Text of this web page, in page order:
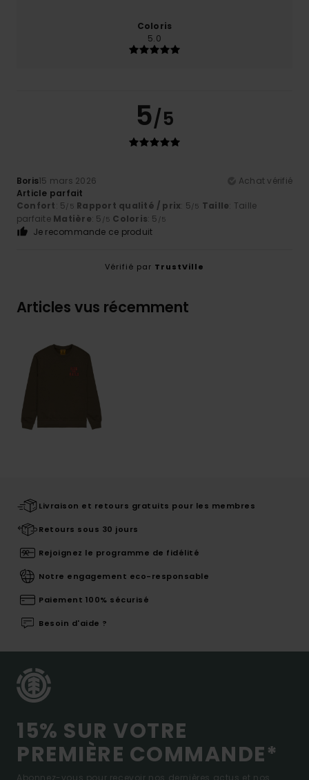
Coloris
5.0
5/5
Boris15 mars 2026
Achat vérifié
Article parfait
Confort: 5/5 Rapport qualité / prix: 5/5 Taille: Taille
parfaite Matière: 5 /5 Coloris: 5 /5
Je recommande ce produit
Vérifié par TrustVille
Articles vus récemment
Livraison et retours gratuits pour les membres
Retours sous 30 jours
Rejoignez le programme de fidélité
Notre engagement eco-responsable
Paiement 100% sécurisé
Besoin d'aide ?
15% SUR VOTRE
PREMIÈRE COMMANDE*